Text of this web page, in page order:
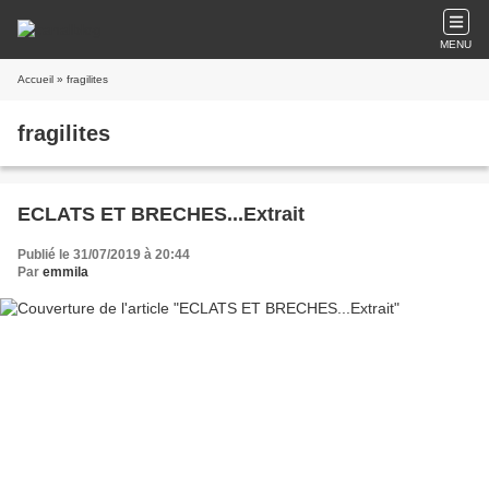
MENU
Accueil » fragilites
fragilites
ECLATS ET BRECHES...Extrait
Publié le 31/07/2019 à 20:44
Par emmila